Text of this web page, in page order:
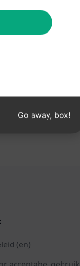
(en)
Go away, box!